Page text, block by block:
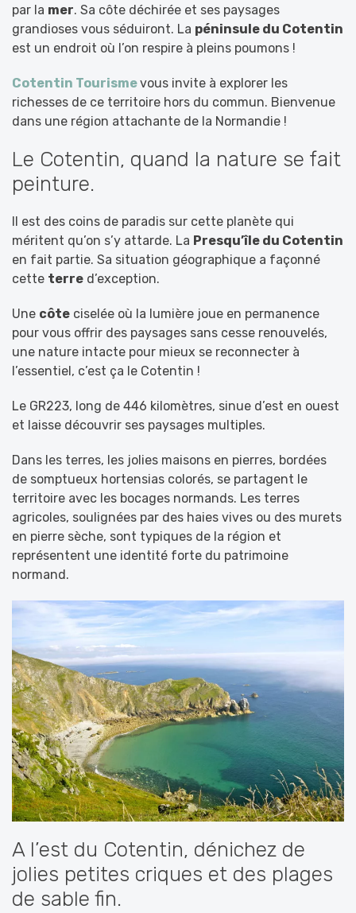
par la mer. Sa côte déchirée et ses paysages
grandioses vous séduiront. La péninsule du Cotentin
est un endroit où l’on respire à pleins poumons !
Cotentin Tourismevous invite à explorer les
richesses de ce territoire hors du commun. Bienvenue
dans une région attachante de la Normandie !
Le Cotentin, quand la nature se fait
peinture.
Il est des coins de paradis sur cette planète qui
méritent qu’on s’y attarde. La Presqu’île du Cotentin
en fait partie. Sa situation géographique a façonné
cette terre d’exception.
Une côte ciselée où la lumière joue en permanence
pour vous offrir des paysages sans cesse renouvelés,
une nature intacte pour mieux se reconnecter à
l’essentiel, c’est ça le Cotentin !
Le GR223, long de 446 kilomètres, sinue d’est en ouest
et laisse découvrir ses paysages multiples.
Dans les terres, les jolies maisons en pierres, bordées
de somptueux hortensias colorés, se partagent le
territoire avec les bocages normands. Les terres
agricoles, soulignées par des haies vives ou des murets
en pierre sèche, sont typiques de la région et
représentent une identité forte du patrimoine
normand.
A l’est du Cotentin, dénichez de
jolies petites criques et des plages
de sable fin.